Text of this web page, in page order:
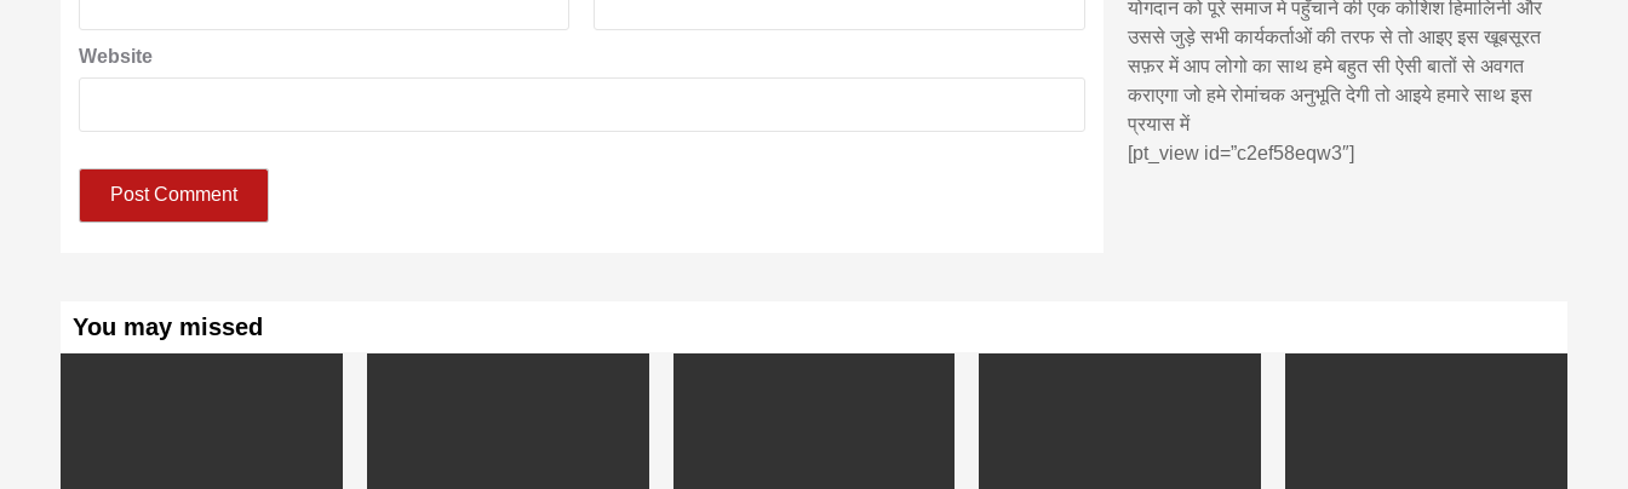
Website
योगदान को पूरे समाज मे पहुँचाने की एक कोशिश हिमालिनी और
उससे जुड़े सभी कार्यकर्ताओं की तरफ से तो आइए इस खूबसूरत
सफ़र में आप लोगो का साथ हमे बहुत सी ऐसी बातों से अवगत
कराएगा जो हमे रोमांचक अनुभूति देगी तो आइये हमारे साथ इस
प्रयास में
[pt_view id=”c2ef58eqw3″]
You may missed